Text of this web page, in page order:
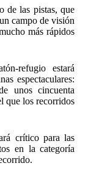
de las pistas, que
campo de visión
más rápidos
refugio estará
espectaculares:
unos cincuenta
que los recorridos
crítico para las
en la categoría